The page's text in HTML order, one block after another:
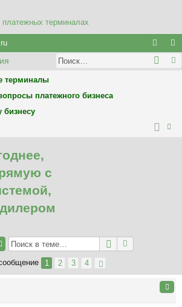
хо
ег
терминалы
платежного бизнеса
бизнесу
с
1 2 3 4